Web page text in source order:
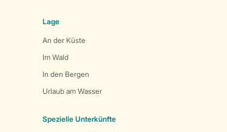
Lage
An der Küste
Im Wald
In den Bergen
Urlaub am Wasser
Spezielle Unterkünfte